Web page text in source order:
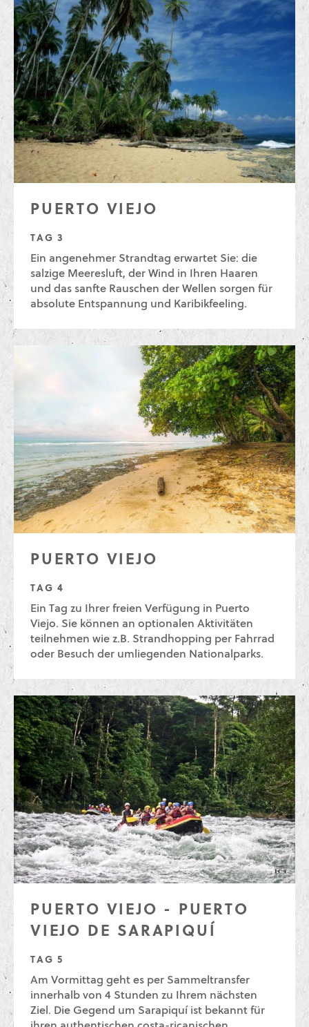
PUERTO VIEJO
TAG 3
Ein angenehmer Strandtag erwartet Sie: die
salzige Meeresluft, der Wind in Ihren Haaren
und das sanfte Rauschen der Wellen sorgen für
absolute Entspannung und Karibikfeeling.
PUERTO VIEJO
TAG 4
Ein Tag zu Ihrer freien Verfügung in Puerto
Viejo. Sie können an optionalen Aktivitäten
teilnehmen wie z.B. Strandhopping per Fahrrad
oder Besuch der umliegenden Nationalparks.
PUERTO VIEJO - PUERTO
VIEJO DE SARAPIQUÍ
TAG 5
Am Vormittag geht es per Sammeltransfer
innerhalb von 4 Stunden zu Ihrem nächsten
Ziel. Die Gegend um Sarapiquí ist bekannt für